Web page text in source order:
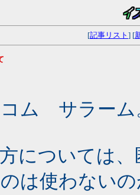
[記事リスト ] [
ム サラーム
については
は使わない